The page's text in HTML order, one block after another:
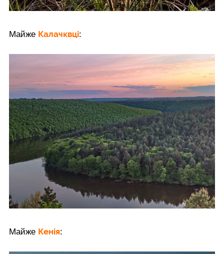
Майже Калачквці:
Майже Кенія: